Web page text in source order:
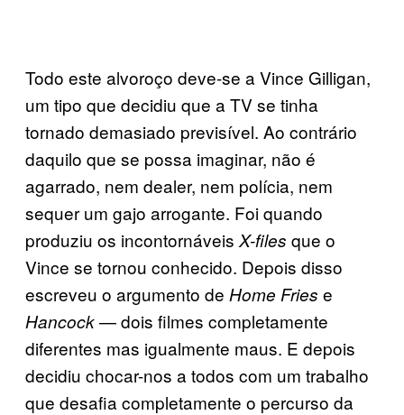
Todo este alvoroço deve-se a Vince Gilligan,
um tipo que decidiu que a TV se tinha
tornado demasiado previsível. Ao contrário
daquilo que se possa imaginar, não é
agarrado, nem dealer, nem polícia, nem
sequer um gajo arrogante. Foi quando
produziu os incontornáveis X-files que o
Vince se tornou conhecido. Depois disso
escreveu o argumento de Home Fries e
Hancock— dois filmes completamente
diferentes mas igualmente maus. E depois
decidiu chocar-nos a todos com um trabalho
que desafia completamente o percurso da